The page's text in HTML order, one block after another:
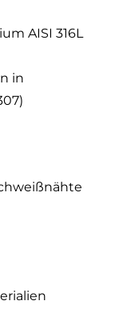
AISI 316L
in